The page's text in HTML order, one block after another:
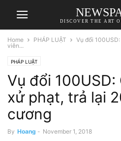
DISCOVER THE ART
Home PHÁP LUẬT
Vụ đổi
viên...
PHÁP LUẬT
Vụ đổi
xử phạt, trả lại
cương
By Hoang - November 1, 2018